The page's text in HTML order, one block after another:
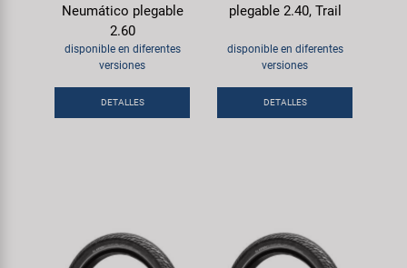
Neumático plegable
2.60
disponible en diferentes
versiones
DETALLES
plegable 2.40, Trail
disponible en diferentes
versiones
DETALLES